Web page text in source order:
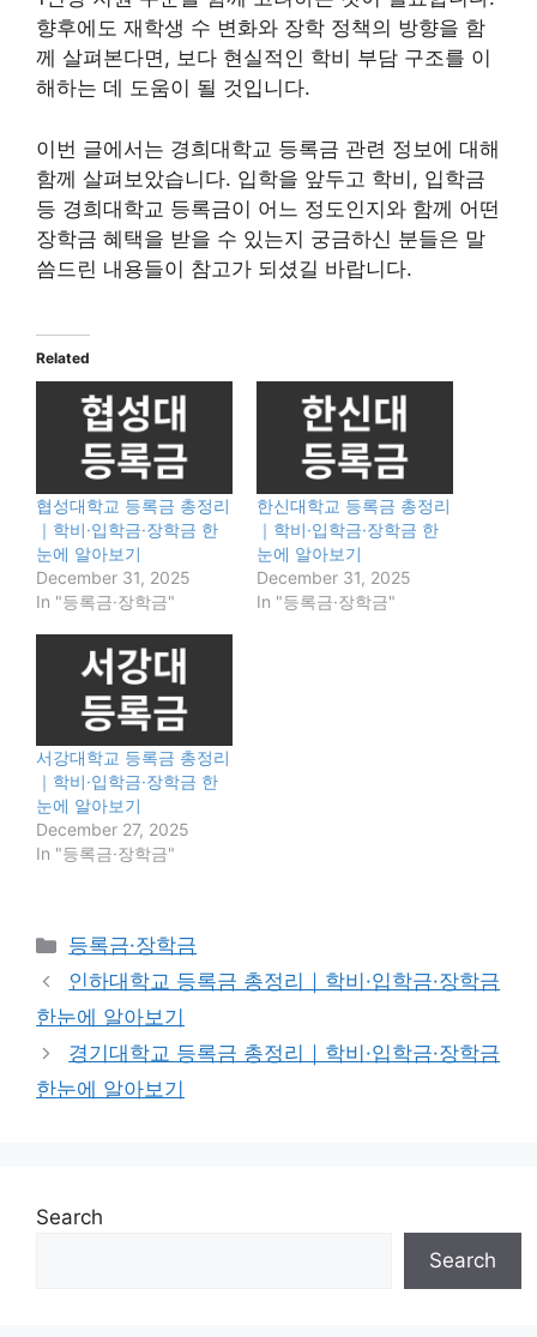
향후에도 재학생 수 변화와 장학 정책의 방향을 함
께 살펴본다면, 보다 현실적인 학비 부담 구조를 이
해하는 데 도움이 될 것입니다.
이번 글에서는 경희대학교 등록금 관련 정보에 대해
함께 살펴보았습니다. 입학을 앞두고 학비, 입학금
등 경희대학교 등록금이 어느 정도인지와 함께 어떤
장학금 혜택을 받을 수 있는지 궁금하신 분들은 말
씀드린 내용들이 참고가 되셨길 바랍니다.
Related
협성대학교 등록금 총정리
｜학비·입학금·장학금 한
눈에 알아보기
December 31, 2025
In "등록금·장학금"
한신대학교 등록금 총정리
｜학비·입학금·장학금 한
눈에 알아보기
December 31, 2025
In "등록금·장학금"
서강대학교 등록금 총정리
｜학비·입학금·장학금 한
눈에 알아보기
December 27, 2025
In "등록금·장학금"
Categories
등록금·장학금
인하대학교 등록금 총정리｜학비·입학금·장학금
한눈에 알아보기
경기대학교 등록금 총정리｜학비·입학금·장학금
한눈에 알아보기
Search
Search